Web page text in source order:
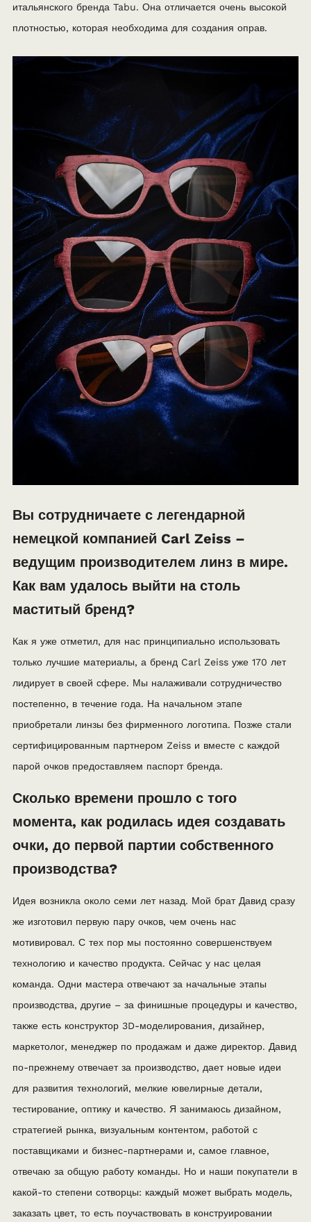
итальянского бренда Tabu. Она отличается очень высокой
плотностью, которая необходима для создания оправ.
Вы сотрудничаете с легендарной
немецкой компанией Carl Zeiss –
ведущим производителем линз в мире.
Как вам удалось выйти на столь
маститый бренд?
Как я уже отметил, для нас принципиально использовать
только лучшие материалы, а бренд Carl Zeiss уже 170 лет
лидирует в своей сфере. Мы налаживали сотрудничество
постепенно, в течение года. На начальном этапе
приобретали линзы без фирменного логотипа. Позже стали
сертифицированным партнером Zeiss и вместе с каждой
парой очков предоставляем паспорт бренда.
Сколько времени прошло с того
момента, как родилась идея создавать
очки, до первой партии собственного
производства?
Идея возникла около семи лет назад. Мой брат Давид сразу
же изготовил первую пару очков, чем очень нас
мотивировал. С тех пор мы постоянно совершенствуем
технологию и качество продукта. Сейчас у нас целая
команда. Одни мастера отвечают за начальные этапы
производства, другие – за финишные процедуры и качество,
также есть конструктор 3D-моделирования, дизайнер,
маркетолог, менеджер по продажам и даже директор. Давид
по-прежнему отвечает за производство, дает новые идеи
для развития технологий, мелкие ювелирные детали,
тестирование, оптику и качество. Я занимаюсь дизайном,
стратегией рынка, визуальным контентом, работой с
поставщиками и бизнес-партнерами и, самое главное,
отвечаю за общую работу команды. Но и наши покупатели в
какой-то степени сотворцы: каждый может выбрать модель,
заказать цвет, то есть поучаствовать в конструировании